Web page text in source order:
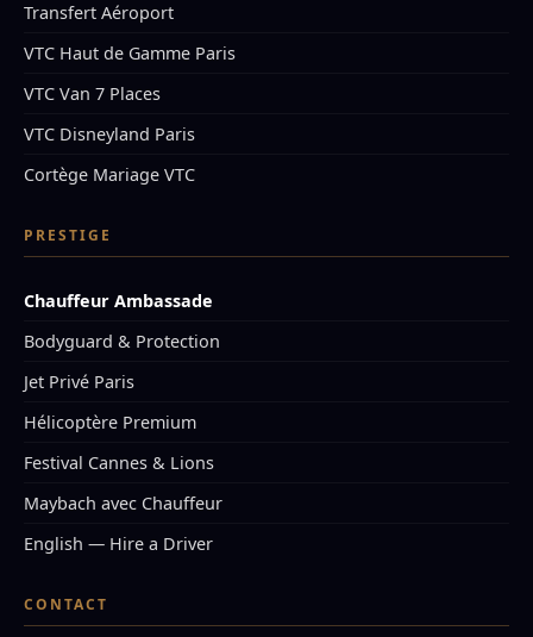
Transfert Aéroport
VTC Haut de Gamme Paris
VTC Van 7 Places
VTC Disneyland Paris
Cortège Mariage VTC
PRESTIGE
Chauffeur Ambassade
Bodyguard & Protection
Jet Privé Paris
Hélicoptère Premium
Festival Cannes & Lions
Maybach avec Chauffeur
English — Hire a Driver
CONTACT